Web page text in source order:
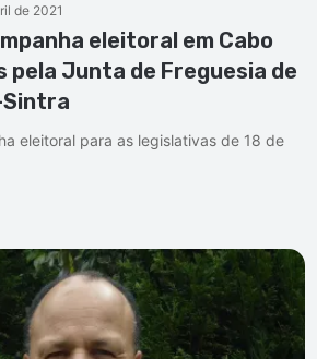
de 2021
eleitoral em Cabo
Junta de Freguesia de
Sintra
eleitoral para as legislativas de 18 de